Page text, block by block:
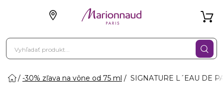
-30% zľava na vône od 75 ml SIGNATURE L´EAU DE